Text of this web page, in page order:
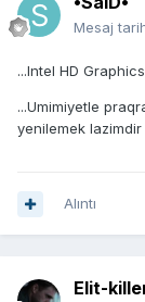
Mesaj
...Intel HD
...Umimiyetle
yenilemek
Alıntı
Elit-